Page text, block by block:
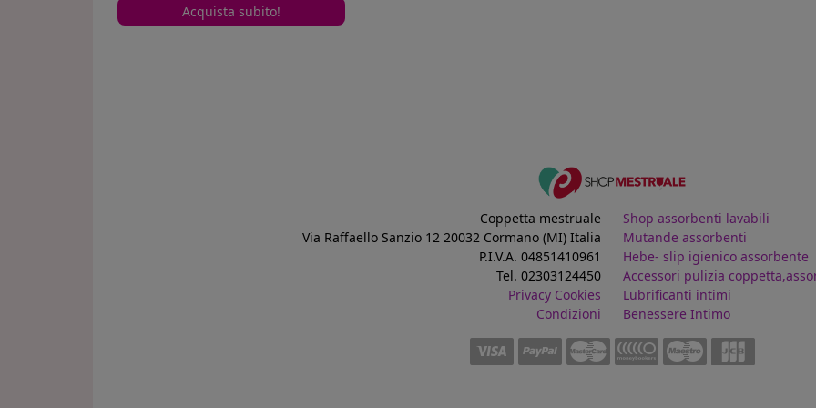
Acquista subito!
Coppetta mestruale
Via Raffaello Sanzio 12 20032 Cormano (MI) Italia
P.I.V.A. 04851410961
Tel. 02303124450
Privacy Cookies
Condizioni
Shop assorbenti lavabili
Mutande assorbenti
Hebe- slip igienico assorbente
Accessori pulizia
Lubrificanti intimi
Benessere Intimo